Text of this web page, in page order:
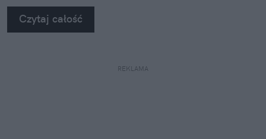
na własne oczy zobaczyć, jak profesjonaliści radzą
sobie z takimi uszkodzeniami.
Czytaj całość
REKLAMA